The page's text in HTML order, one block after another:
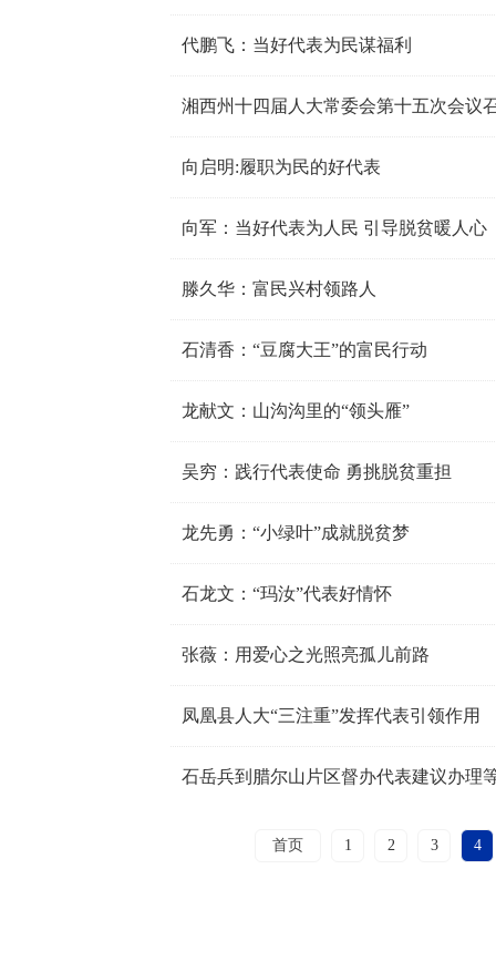
代鹏飞：当好代表为民谋福利
湘西州十四届人大常委会第十五次会议
向启明:履职为民的好代表
向军：当好代表为人民 引导脱贫暖人心
滕久华：富民兴村领路人
石清香：“豆腐大王”的富民行动
龙献文：山沟沟里的“领头雁”
吴穷：践行代表使命 勇挑脱贫重担
龙先勇：“小绿叶”成就脱贫梦
石龙文：“玛汝”代表好情怀
张薇：用爱心之光照亮孤儿前路
凤凰县人大“三注重”发挥代表引领作用
石岳兵到腊尔山片区督办代表建议办理
首页 1 2 3 4